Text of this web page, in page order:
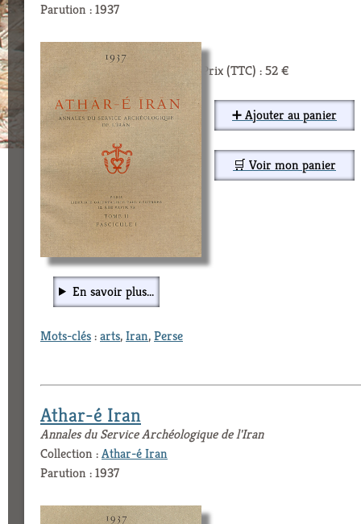
Parution : 1937
Prix (TTC) : 52 €
➕ Ajouter au panier
🛒 Voir mon panier
En savoir plus...
Mots-clés:arts,Iran,Perse
Athar-é Iran
Annales du Service Archéologique de l'Iran
Collection :Athar-é Iran
Parution : 1937